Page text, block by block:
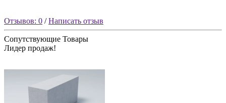
Отзывов: 0 /Написать отзыв
Сопутствующие Товары
Лидер продаж!